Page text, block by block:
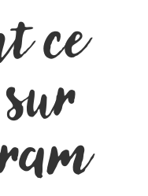
ce